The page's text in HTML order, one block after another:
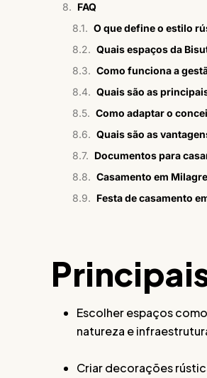
FAQ
O que define o estilo
Quais espaços da
Como funciona a
Quais são as
Como adaptar o
Quais são as
Documentos para
Casamento em
Festa de casamento
Escolher espaços
natureza e
Criar decorações